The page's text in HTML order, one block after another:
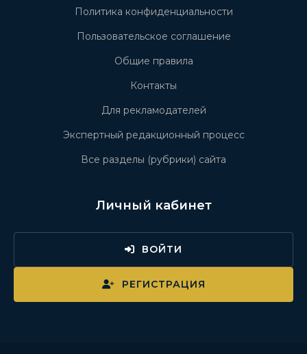
Политика конфиденциальности
Пользовательское соглашение
Общие правила
Контакты
Для рекламодателей
Экспертный редакционный процесс
Все разделы (рубрики) сайта
Личный кабинет
ВОЙТИ
РЕГИСТРАЦИЯ